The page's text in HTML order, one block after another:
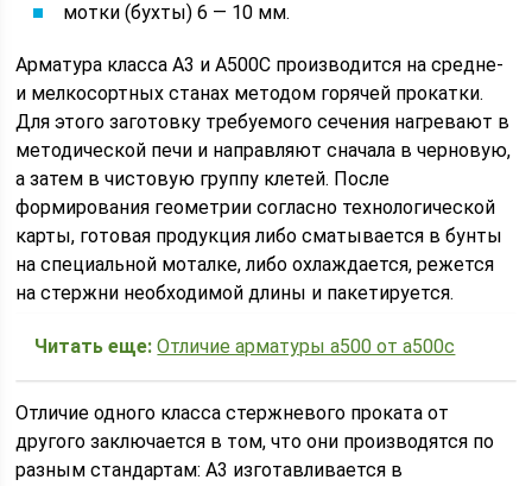
мотки (бухты) 6 — 10 мм.
Арматура класса А3 и А500С производится на средне-
и мелкосортных станах методом горячей прокатки.
Для этого заготовку требуемого сечения нагревают в
методической печи и направляют сначала в черновую,
а затем в чистовую группу клетей. После
формирования геометрии согласно технологической
карты, готовая продукция либо сматывается в бунты
на специальной моталке, либо охлаждается, режется
на стержни необходимой длины и пакетируется.
Читать еще: Отличие арматуры а500 от а500с
Отличие одного класса стержневого проката от
другого заключается в том, что они производятся по
разным стандартам: А3 изготавливается в